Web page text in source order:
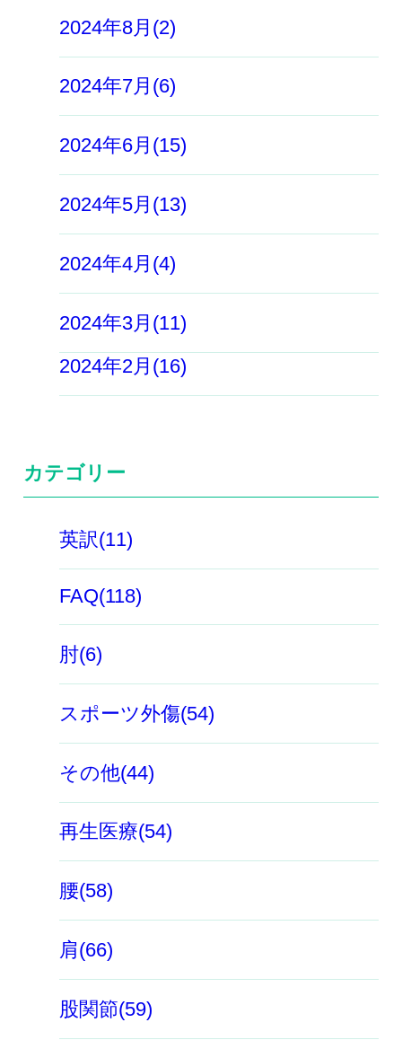
2024年8月(2)
2024年7月(6)
2024年6月(15)
2024年5月(13)
2024年4月(4)
2024年3月(11)
2024年2月(16)
カテゴリー
英訳(11)
FAQ(118)
肘(6)
スポーツ外傷(54)
その他(44)
再生医療(54)
腰(58)
肩(66)
股関節(59)